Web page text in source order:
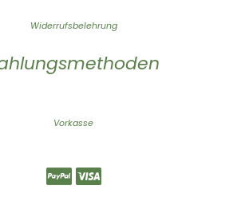
Widerrufsbelehrung
Vorkasse